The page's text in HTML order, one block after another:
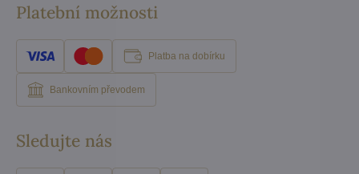
Platební možnosti
Platba na dobírku
Bankovním převodem
Sledujte nás